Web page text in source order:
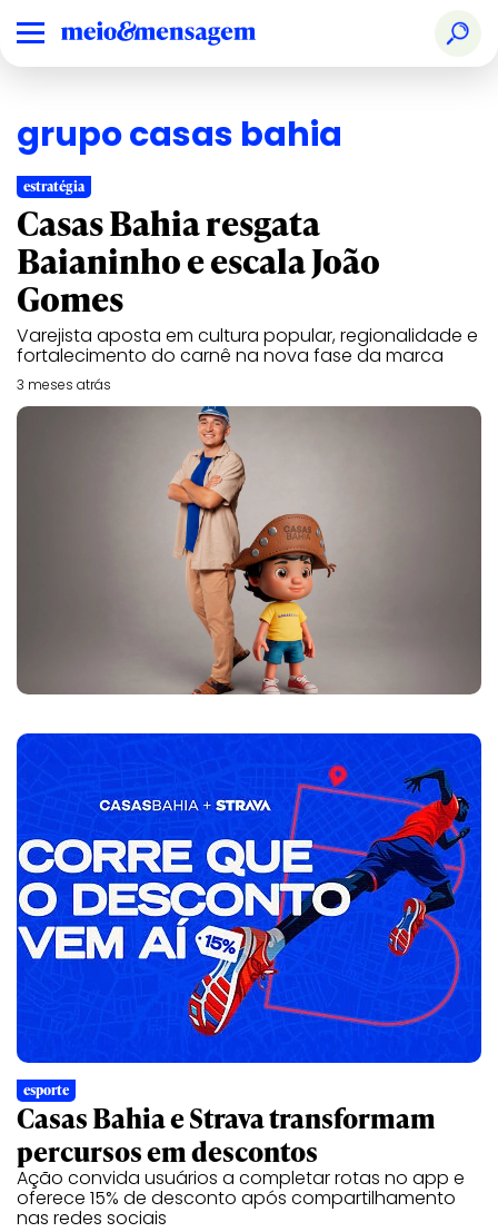
grupo casas bahia
estratégia
Casas Bahia resgata
Baianinho e escala João
Gomes
Varejista aposta em cultura popular, regionalidade e
fortalecimento do carnê na nova fase da marca
3 meses atrás
esporte
Casas Bahia e Strava transformam
percursos em descontos
Ação convida usuários a completar rotas no app e
oferece 15% de desconto após compartilhamento
nas redes sociais